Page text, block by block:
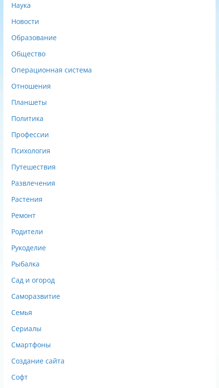
Наука
Новости
Образование
Общество
Операционная система
Отношения
Планшеты
Политика
Профессии
Психология
Путешествия
Развлечения
Растения
Ремонт
Родители
Рукоделие
Рыбалка
Сад и огород
Саморазвитие
Семья
Сериалы
Смартфоны
Создание сайта
Софт